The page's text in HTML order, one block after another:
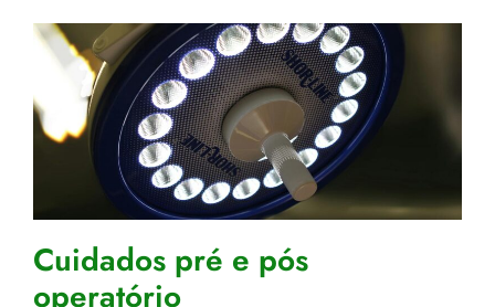
Cuidados pré e pós
operatório